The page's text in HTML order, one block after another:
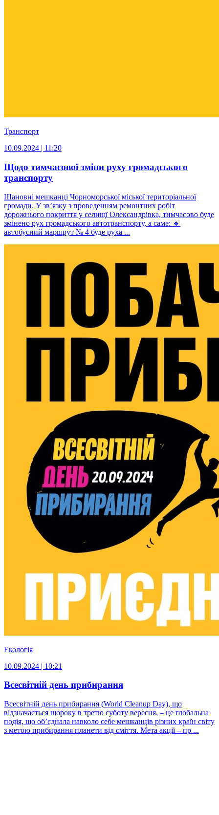
Транспорт
10.09.2024 | 11:20
Щодо тимчасової зміни руху громадського
транспорту
Шановні мешканці Чорноморської міської територіальної
громади. У зв’язку з проведенням ремонтних робіт
дорожнього покриття у селищї Олександрівка, тимчасово буде
змінено рух громадського автотранспорту, а саме: 🔹
автобусний маршрут № 4 буде руха ...
Екологія
10.09.2024 | 10:21
Всесвітній день прибирання
Всесвітній день прибирання (World Cleanup Day), що
відзначається щороку в третю суботу вересня, – це глобальна
подія, що об’єднала навколо себе мешканців різних країн світу
з метою прибирання планети від сміття. Мета акції – пр ...